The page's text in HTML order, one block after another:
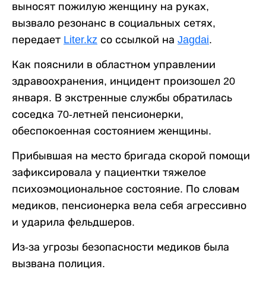
выносят пожилую женщину на руках,
вызвало резонанс в социальных сетях,
передает Liter.kz со ссылкой на Jagdai.
Как пояснили в областном управлении
здравоохранения, инцидент произошел 20
января. В экстренные службы обратилась
соседка 70-летней пенсионерки,
обеспокоенная состоянием женщины.
Прибывшая на место бригада скорой помощи
зафиксировала у пациентки тяжелое
психоэмоциональное состояние. По словам
медиков, пенсионерка вела себя агрессивно
и ударила фельдшеров.
Из-за угрозы безопасности медиков была
вызвана полиция.